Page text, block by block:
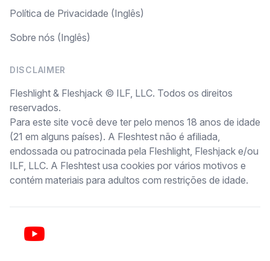
Política de Privacidade (Inglês)
Sobre nós (Inglês)
DISCLAIMER
Fleshlight & Fleshjack © ILF, LLC. Todos os direitos
reservados.
Para este site você deve ter pelo menos 18 anos de idade
(21 em alguns países). A Fleshtest não é afiliada,
endossada ou patrocinada pela Fleshlight, Fleshjack e/ou
ILF, LLC. A Fleshtest usa cookies por vários motivos e
contém materiais para adultos com restrições de idade.
YouTube